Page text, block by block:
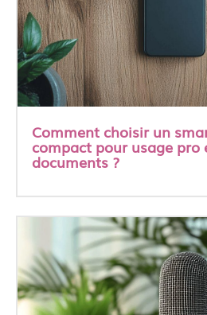
Comment choisir un
compact pour usage pro
documents ?